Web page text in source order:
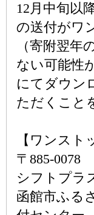
12月中旬以
の送付がワ
（寄附翌年
ない可能性
にてダウン
ただくこと
【ワンスト
〒885-0078
シフトプラ
函館市ふる